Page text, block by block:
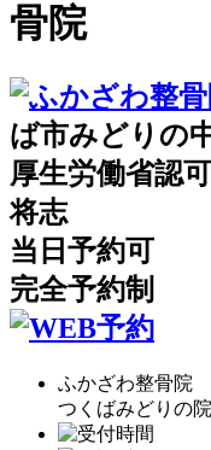
骨院
ば市みどりの
厚生労働省認
将志
当日予約可
完全予約制
ふかざわ整骨院
つくばみどりの院